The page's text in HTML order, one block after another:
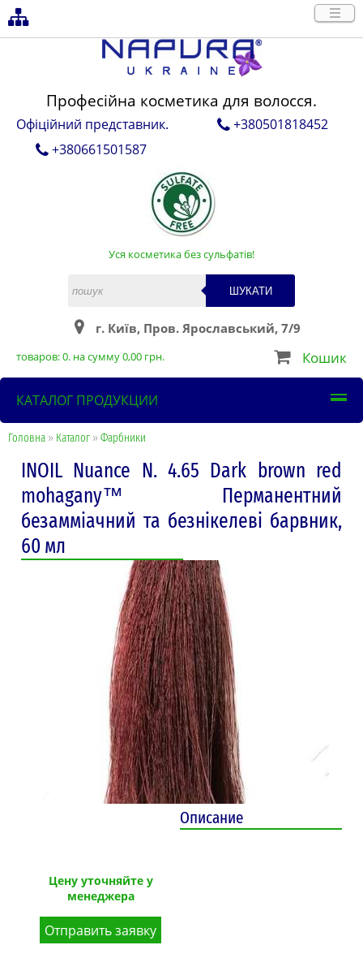
Професійна косметика для волосся.
Офіційний представник.
+380501818452
+380661501587
Уся косметика без сульфатів!
ШУКАТИ
г. Київ, Пров. Ярославський, 7/9
товаров:0. на сумму0,00 грн. Кошик
КАТАЛОГ ПРОДУКЦИИ
Головна » Каталог » Фарбники
INOIL Nuance N. 4.65 Dark brown red
mohagany™ Перманентний
безамміачний та безнікелеві барвник,
60 мл
Цену уточняйте у
менеджера
Отправить заявку
Описание